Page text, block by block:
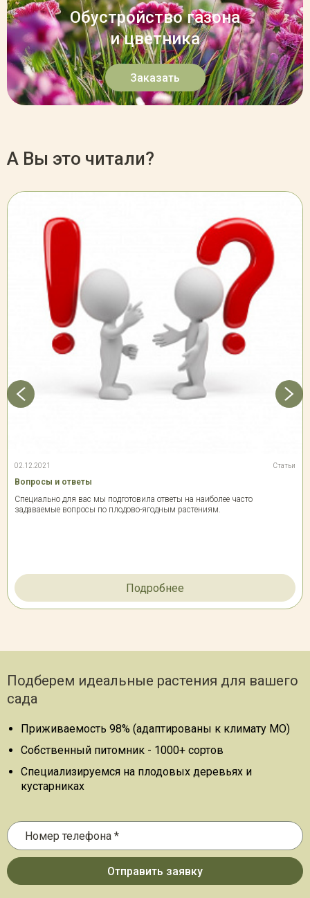
Обустройство газона
и цветника
Заказать
А Вы это читали?
02.12.2021 Статьи
Вопросы и ответы
Специально для вас мы подготовила ответы на наиболее часто
задаваемые вопросы по плодово-ягодным растениям.
Подробнее
Подберем идеальные растения для вашего
сада
Приживаемость 98% (адаптированы к климату МО)
Собственный питомник - 1000+ сортов
Специализируемся на плодовых деревьях и
кустарниках